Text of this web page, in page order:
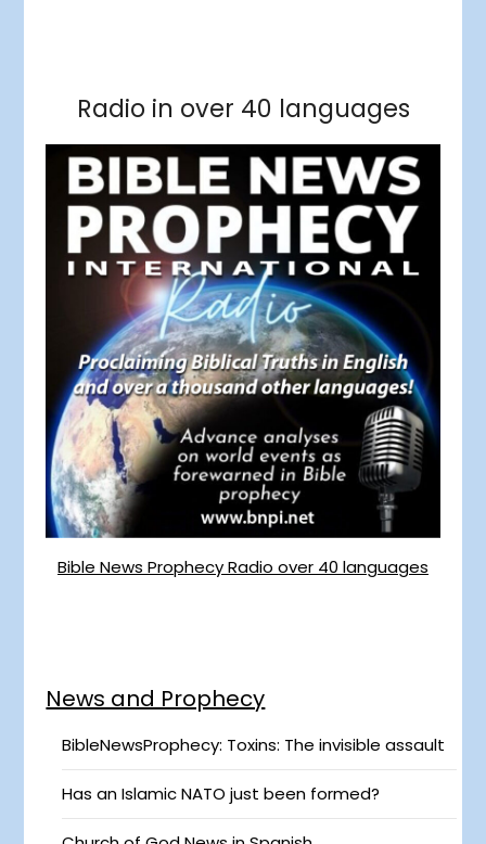
Radio in over 40 languages
Bible News Prophecy Radio over 40 languages
News and Prophecy
BibleNewsProphecy: Toxins: The invisible assault
Has an Islamic NATO just been formed?